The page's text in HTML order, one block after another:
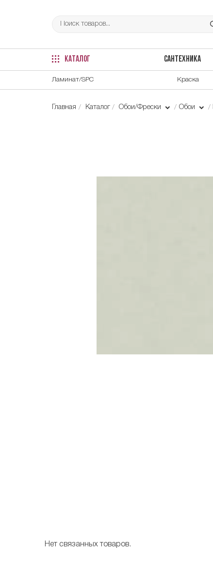
КАТАЛОГ САНТЕХНИКА
Ламинат/SPC Краска
Главная Каталог Обои/Фрески Обои
Нет связанных товаров.